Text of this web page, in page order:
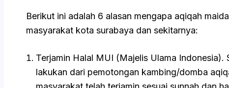
Berikut ini adalah 6 alasan mengapa aqiqah
masyarakat kota surabaya dan sekitarnya:
Terjamin Halal MUI (Majelis Ulama Indonesia).
lakukan dari pemotongan kambing/domba